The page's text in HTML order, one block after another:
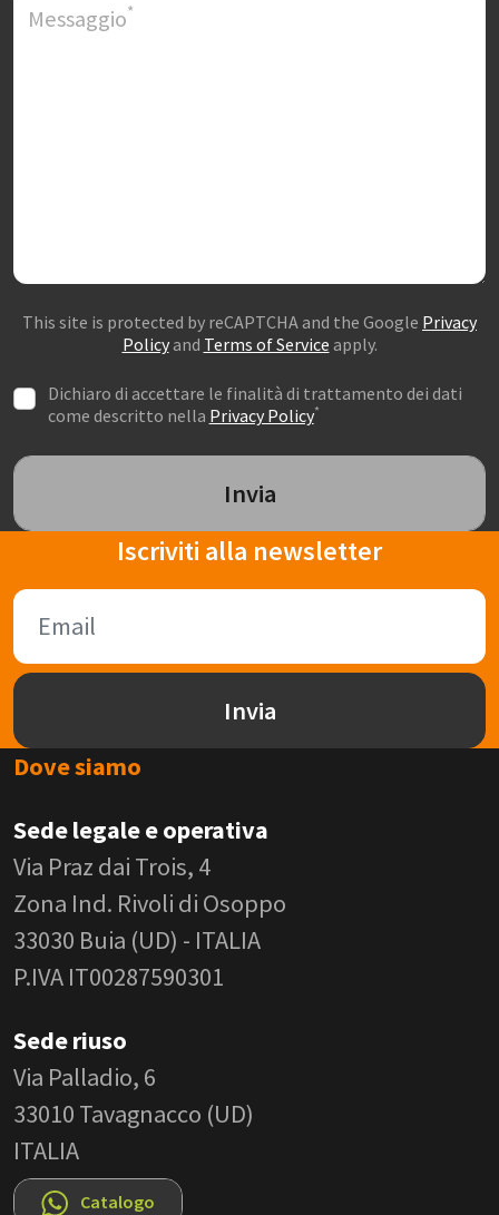
Messaggio*
This site is protected by reCAPTCHA and the Google Privacy
Policyand Terms of Service apply.
Dichiaro di accettare le finalità di trattamento dei dati
come descritto nella Privacy Policy*
Invia
Iscriviti alla newsletter
Invia
Dove siamo
Sede legale e operativa
Via Praz dai Trois, 4
Zona Ind. Rivoli di Osoppo
33030 Buia (UD) - ITALIA
P.IVA IT00287590301
Sede riuso
Via Palladio, 6
33010 Tavagnacco (UD)
ITALIA
Catalogo